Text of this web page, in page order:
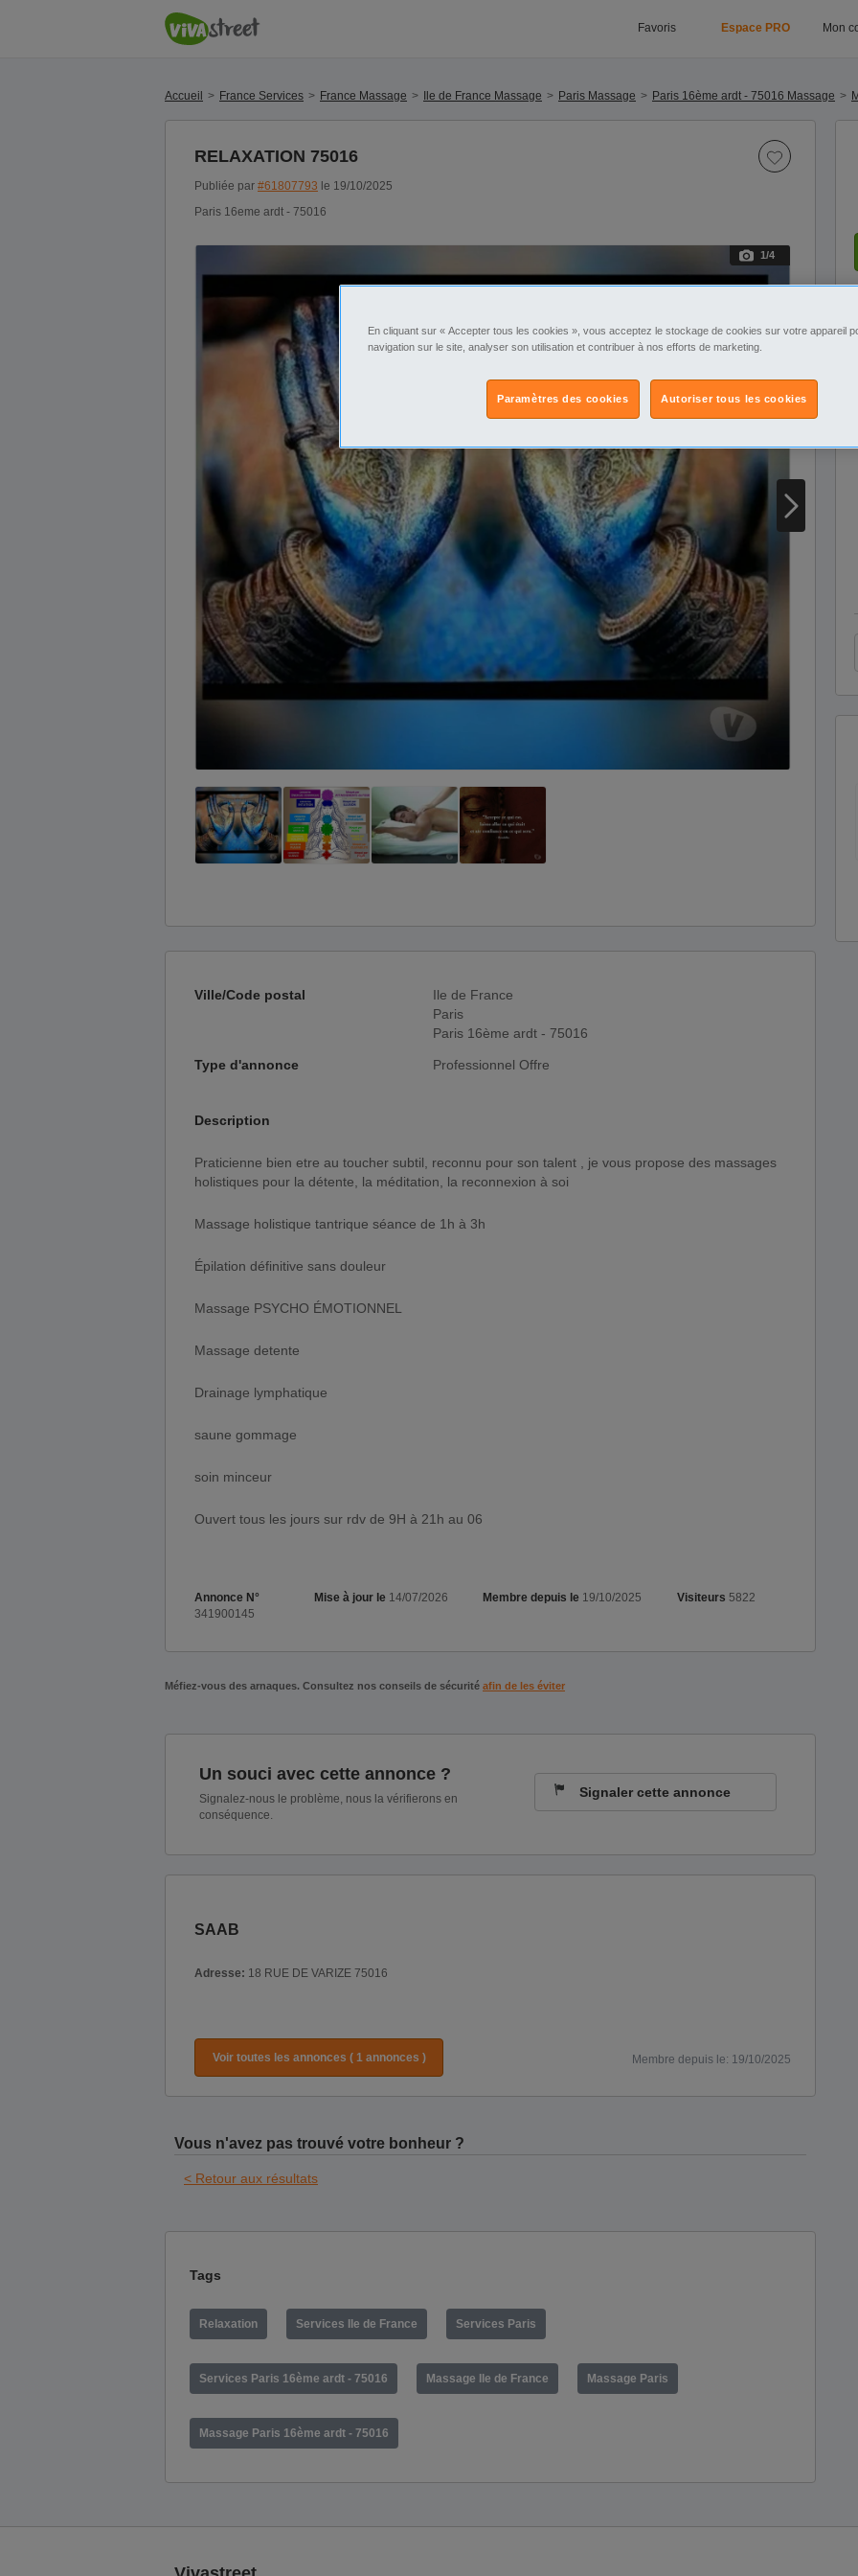
Favoris Espace PRO Mon
Accueil France Services France Massage Ile de France Massage Paris Massage Paris 16ème ardt - 75016 Massage
RELAXATION 75016
Publiée par #61807793 le 19/10/2025
Paris 16eme ardt - 75016
1/4
Ville/Code postal
Ile de France
Paris
Paris 16ème ardt - 75016
Type d'annonce Professionnel Offre
Description
Praticienne bien etre au toucher subtil, reconnu pour son talent , je vous propose des massages
holistiques pour la détente, la méditation, la reconnexion à soi
Massage holistique tantrique séance de 1h à 3h
Épilation définitive sans douleur
Massage PSYCHO ÉMOTIONNEL
Massage detente
Drainage lymphatique
saune gommage
soin minceur
Ouvert tous les jours sur rdv de 9H à 21h au 06
Annonce N°
341900145
Mise à jour le 14/07/2026 Membre depuis le 19/10/2025 Visiteurs 5822
Méfiez-vous des arnaques. Consultez nos conseils de sécurité afin de les éviter
Un souci avec cette annonce ?
Signalez-nous le problème, nous la vérifierons en
conséquence.
Signaler cette annonce
SAAB
Adresse: 18 RUE DE VARIZE 75016
Voir toutes les annonces ( 1 annonces ) Membre depuis le: 19/10/2025
Vous n'avez pas trouvé votre bonheur ?
< Retour aux résultats
Tags
Relaxation Services Ile de France Services Paris
Services Paris 16ème ardt - 75016 Massage Ile de France Massage Paris
Massage Paris 16ème ardt - 75016
En cliquant sur « Accepter tous les cookies », vous acceptez le stockage de cookies sur votre appareil
navigation sur le site, analyser son utilisation et contribuer à nos efforts de marketing.
Autoriser tous les cookies
Paramètres des cookies